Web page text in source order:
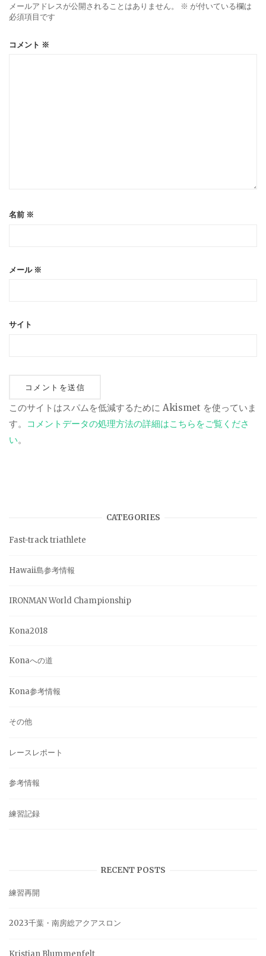
メールアドレスが公開されることはありません。 ※ が付いている欄は
必須項目です
コメント ※
名前 ※
メール ※
サイト
このサイトはスパムを低減するために Akismet を使っていま
す。
コメントデータの処理方法の詳細はこちらをご覧くださ
い。
CATEGORIES
Fast-track triathlete
Hawaii島参考情報
IRONMAN World Championship
Kona2018
Konaへの道
Kona参考情報
その他
レースレポート
参考情報
練習記録
RECENT POSTS
練習再開
2023千葉・南房総アクアスロン
Kristian Blummenfelt